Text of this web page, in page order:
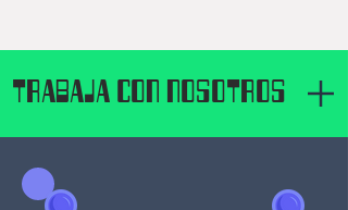
TRABAJA CON NOSOTROS